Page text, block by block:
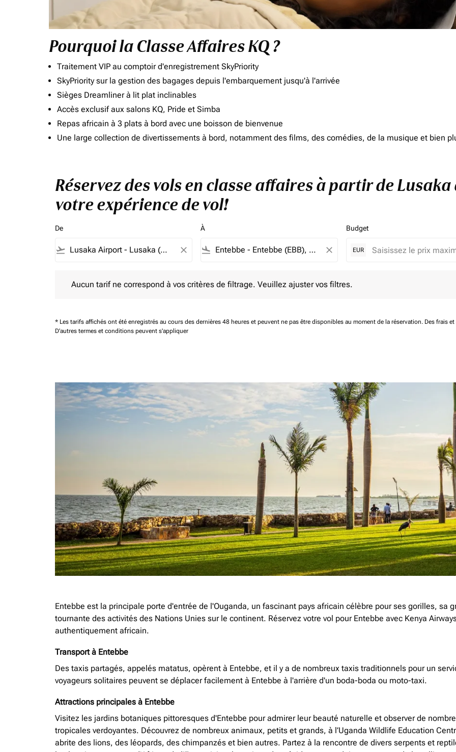
Pourquoi la Classe Affaires KQ ?
Traitement VIP au comptoir d'enregistrement SkyPriority
SkyPriority sur la gestion des bagages depuis l'embarquement jusqu'à l'arrivée
Sièges Dreamliner à lit plat inclinables
Accès exclusif aux salons KQ, Pride et Simba
Repas africain à 3 plats à bord avec une boisson de bienvenue
Une large collection de divertissements à bord, notamment des films, des comédies, de la musique et bien
Réservez des vols en classe affaires à partir de
votre expérience de vol!
De
flight_takeoff close
À
flight_land close
Budget
EUR
Aucun tarif ne correspond à vos critères de filtrage. Veuillez ajuster vos filtres.
* Les tarifs affichés ont été enregistrés au cours des dernières 48 heures et peuvent ne pas être disponibles au moment de la réservation. Des frais
D'autres termes et conditions peuvent s'appliquer
Entebbe est la principale porte d'entrée de l'Ouganda, un fascinant pays africain célèbre pour ses gorilles, sa
tournante des activités des Nations Unies sur le continent. Réservez votre vol pour Entebbe avec Kenya
authentiquement africain.
Transport à Entebbe
Des taxis partagés, appelés matatus, opèrent à Entebbe, et il y a de nombreux taxis traditionnels pour un
voyageurs solitaires peuvent se déplacer facilement à Entebbe à l'arrière d'un boda-boda ou moto-taxi.
Attractions principales à Entebbe
Visitez les jardins botaniques pittoresques d'Entebbe pour admirer leur beauté naturelle et observer de
tropicales verdoyantes. Découvrez de nombreux animaux, petits et grands, à l’Uganda Wildlife Education
abrite des lions, des léopards, des chimpanzés et bien autres. Partez à la rencontre de divers serpents et